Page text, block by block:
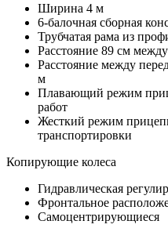
Ширина 4 м
6-балочная сборная
Трубчатая рама из
Расстояние 89 см
Расстояние между
м
Плавающий режим
работ
Жесткий режим
транспортировки
Копирующие колеса
Гидравлическая
Фронтальное
Самоцентрирующиеся